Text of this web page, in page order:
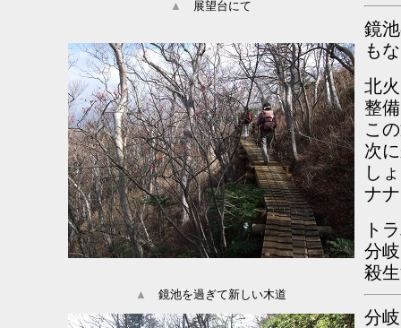
▲ 展望台にて
鏡
も
北
整
こ
次
し
ナ
ト
分
殺
▲ 鏡池を過ぎて新しい木道
分